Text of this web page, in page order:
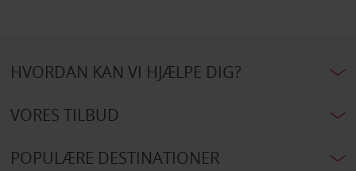
HVORDAN KAN VI HJÆLPE DIG?
VORES TILBUD
POPULÆRE DESTINATIONER